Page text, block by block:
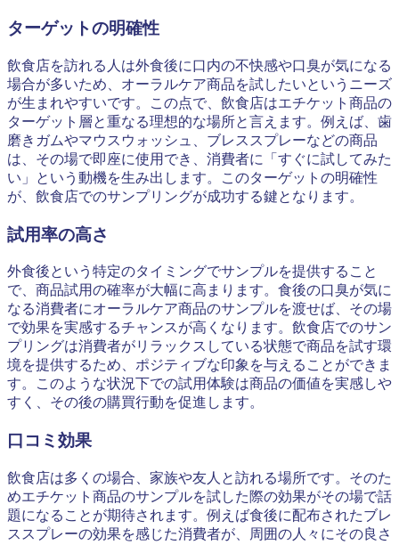
ターゲットの明確性
飲食店を訪れる人は外食後に口内の不快感や口臭が気になる
場合が多いため、オーラルケア商品を試したいというニーズ
が生まれやすいです。この点で、飲食店はエチケット商品の
ターゲット層と重なる理想的な場所と言えます。例えば、歯
磨きガムやマウスウォッシュ、ブレススプレーなどの商品
は、その場で即座に使用でき、消費者に「すぐに試してみた
い」という動機を生み出します。このターゲットの明確性
が、飲食店でのサンプリングが成功する鍵となります。
試用率の高さ
外食後という特定のタイミングでサンプルを提供すること
で、商品試用の確率が大幅に高まります。食後の口臭が気に
なる消費者にオーラルケア商品のサンプルを渡せば、その場
で効果を実感するチャンスが高くなります。飲食店でのサン
プリングは消費者がリラックスしている状態で商品を試す環
境を提供するため、ポジティブな印象を与えることができま
す。このような状況下での試用体験は商品の価値を実感しや
すく、その後の購買行動を促進します。
口コミ効果
飲食店は多くの場合、家族や友人と訪れる場所です。そのた
めエチケット商品のサンプルを試した際の効果がその場で話
題になることが期待されます。例えば食後に配布されたブレ
ススプレーの効果を感じた消費者が、周囲の人々にその良さ